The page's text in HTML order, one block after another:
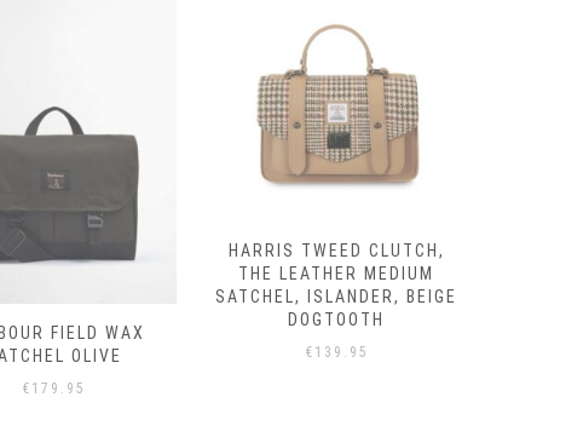
FIELD WAX
OLIVE
€ 179.95
HARRIS TWEED CLUTCH,
THE LEATHER MEDIUM
SATCHEL, ISLANDER, BEIGE
DOGTOOTH
€ 139.95